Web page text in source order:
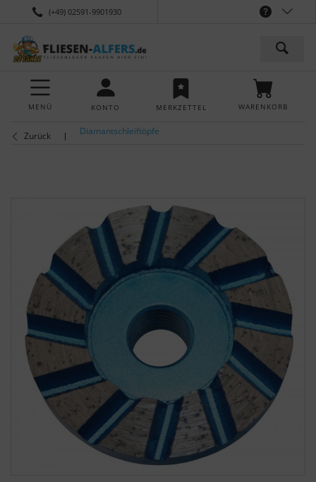
(+49) 02591-9901930
MENÜ KONTO MERKZETTEL WARENKORB
Zurück Diamantschleiftöpfe